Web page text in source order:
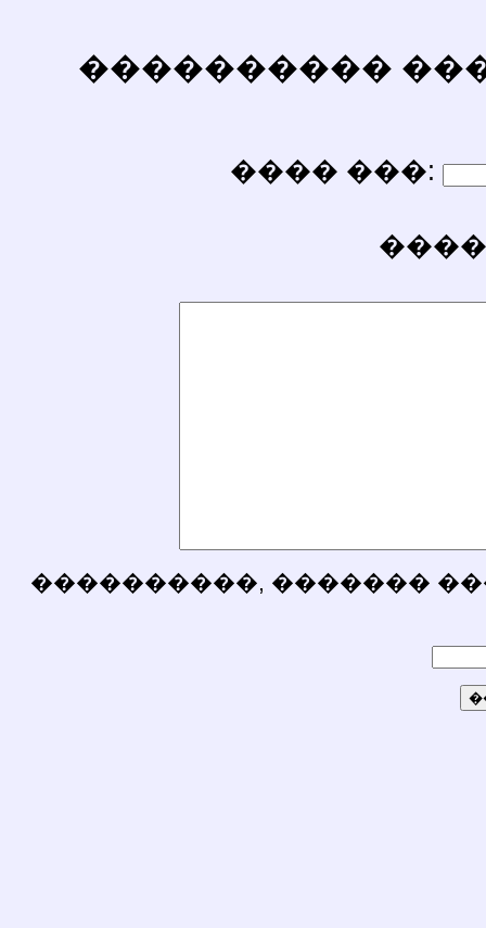
����������
���� ���:
����������, �������